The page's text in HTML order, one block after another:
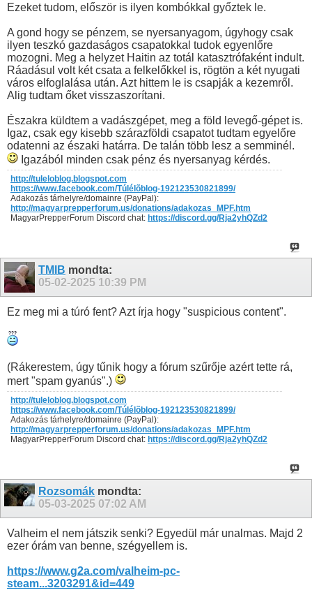
Ezeket tudom, először is ilyen kombókkal győztek le.
A gond hogy se pénzem, se nyersanyagom, úgyhogy csak
ilyen teszkó gazdaságos csapatokkal tudok egyenlőre
mozogni. Meg a helyzet Haitin az totál katasztrófaként indult.
Ráadásul volt két csata a felkelőkkel is, rögtön a két nyugati
város elfoglalása után. Azt hittem le is csapják a kezemről.
Alig tudtam őket visszaszorítani.
Északra küldtem a vadászgépet, meg a föld levegő-gépet is.
Igaz, csak egy kisebb szárazföldi csapatot tudtam egyelőre
odatenni az északi határra. De talán több lesz a semminél.
Igazából minden csak pénz és nyersanyag kérdés.
http://tuleloblog.blogspot.com
https://www.facebook.com/Túlélõblog-192123530821899/
Adakozás tárhelyre/domainre (PayPal):
http://magyarprepperforum.us/donations/adakozas_MPF.htm
MagyarPrepperForum Discord chat: https://discord.gg/Rja2yhQZd2
TMIB mondta:
05-02-2025 10:39 PM
Ez meg mi a túró fent? Azt írja hogy "suspicious content".
(Rákerestem, úgy tűnik hogy a fórum szűrője azért tette rá,
mert "spam gyanús".)
http://tuleloblog.blogspot.com
https://www.facebook.com/Túlélõblog-192123530821899/
Adakozás tárhelyre/domainre (PayPal):
http://magyarprepperforum.us/donations/adakozas_MPF.htm
MagyarPrepperForum Discord chat: https://discord.gg/Rja2yhQZd2
Rozsomák mondta:
05-03-2025 07:02 AM
Valheim el nem játszik senki? Egyedül már unalmas. Majd 2
ezer órám van benne, szégyellem is.
https://www.g2a.com/valheim-pc-
steam...3203291&id=449